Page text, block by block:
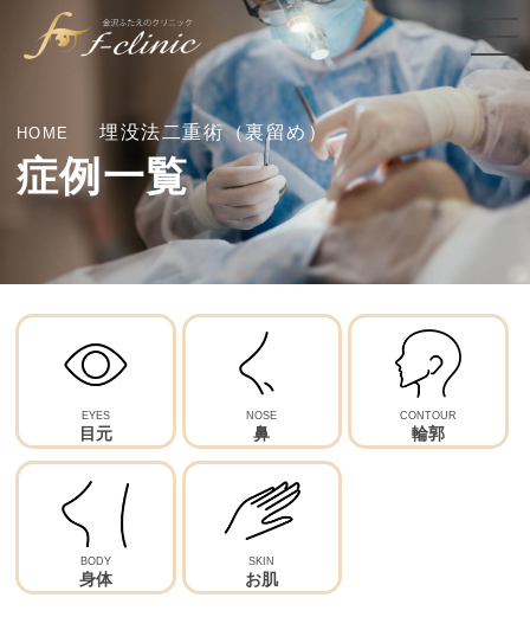
HOME 埋没法二重術（裏留め）
症例一覧
EYES
目元
埋没法二重術（表留め）
埋没法二重術（裏留め）
埋没糸抜糸
全切開二重術(たるみ取り併用)
ヒアルロン酸注射
NOSE
鼻
小鼻縮小（締め付け縫合）
CONTOUR
輪郭
糸リフト
脂肪吸引
ヒアルロン酸注射
BODY
身体
SKIN
お肌
ボツリヌストキシン（ボトックス）
ヒアルロン酸注射